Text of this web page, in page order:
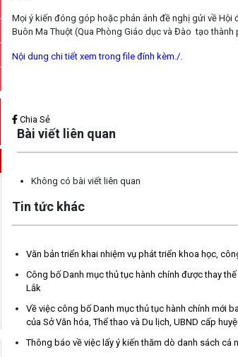
Mọi ý kiến đóng góp hoặc phản ánh đề nghị gửi về Hội
Buôn Ma Thuột (Qua Phòng Giáo dục và Đào tạo
Nội dung chi tiết xem trong file đính kèm./.
Chia Sẻ
Bài viết liên quan
Không có bài viết liên quan
Tin tức khác
Văn bản triển khai nhiệm vụ phát triển khoa học,
Công bố Danh mục thủ tục hành chính được thay
Lắk
Về việc công bố Danh mục thủ tục hành chính mới
của Sở Văn hóa, Thể thao và Du lịch, UBND cấp
Thông báo về việc lấy ý kiến thăm dò danh sách cá